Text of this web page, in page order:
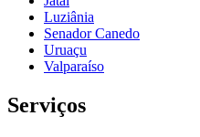
Luziânia
Senador Canedo
Uruaçu
Valparaíso
Serviços